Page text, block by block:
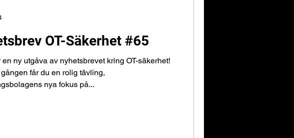
OT-Säkerhet #65
en ny utgåva av nyhetsbrevet kring OT-säkerhet!
får du en rolig tävling,
nya fokus på...